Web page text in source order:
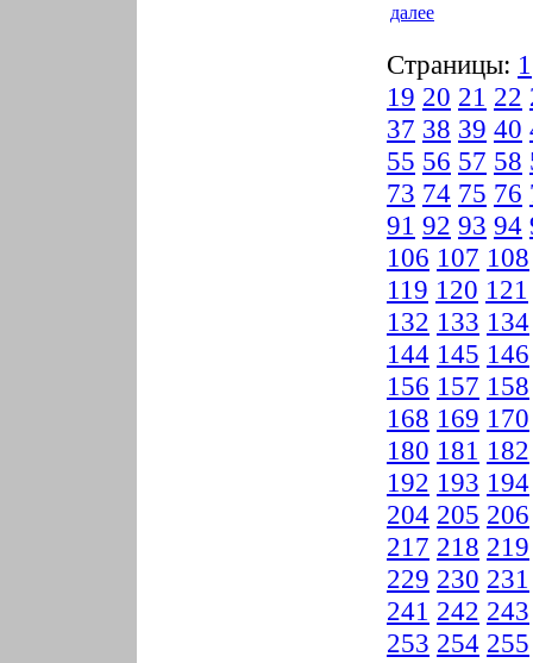
далее
Страницы: 1
19 20 21 22
37 38 39 40
55 56 57 58
73 74 75 76
91 92 93 94
106 107 108
119 120 121
132 133 134
144 145 146
156 157 158
168 169 170
180 181 182
192 193 194
204 205 206
217 218 219
229 230 231
241 242 243
253 254 255